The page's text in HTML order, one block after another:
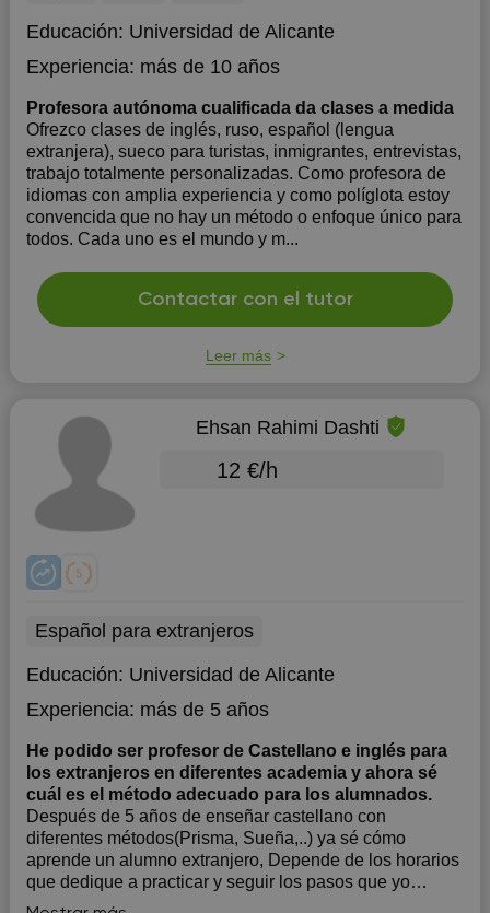
Educación: Universidad de Alicante
Experiencia: más de 10 años
Profesora autónoma cualificada da clases a medida
Ofrezco clases de inglés, ruso, español (lengua
extranjera), sueco para turistas, inmigrantes, entrevistas,
trabajo totalmente personalizadas. Como profesora de
idiomas con amplia experiencia y como políglota estoy
convencida que no hay un método o enfoque único para
todos. Cada uno es el mundo y m...
Contactar con el tutor
Leer más
Ehsan Rahimi Dashti
12 €/h
Español para extranjeros
Educación: Universidad de Alicante
Experiencia: más de 5 años
He podido ser profesor de Castellano e inglés para
los extranjeros en diferentes academia y ahora sé
cuál es el método adecuado para los alumnados.
Después de 5 años de enseñar castellano con
diferentes métodos(Prisma, Sueña,..) ya sé cómo
aprende un alumno extranjero, Depende de los horarios
que dedique a practicar y seguir los pasos que yo
mismo le indico.